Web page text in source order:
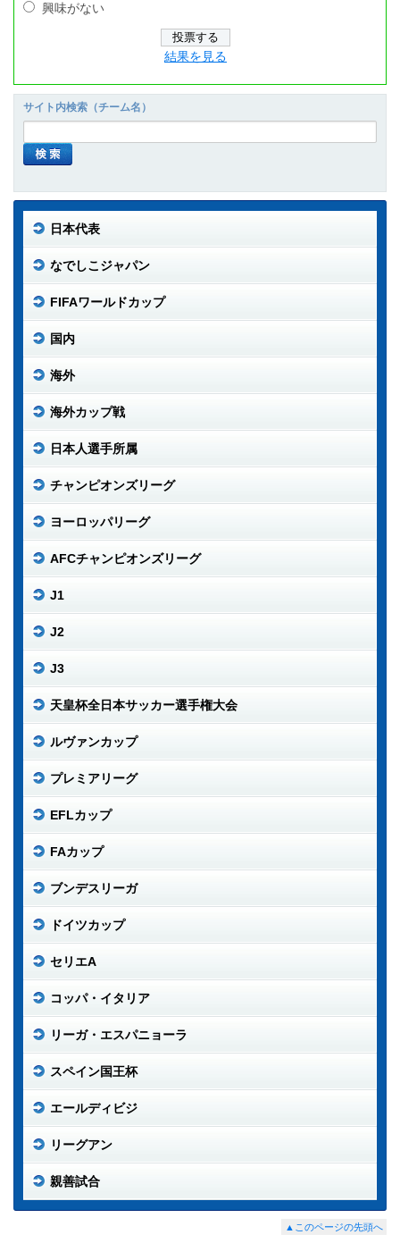
興味がない
結果を見る
サイト内検索（チーム名）
日本代表
なでしこジャパン
FIFAワールドカップ
国内
海外
海外カップ戦
日本人選手所属
チャンピオンズリーグ
ヨーロッパリーグ
AFCチャンピオンズリーグ
J1
J2
J3
天皇杯全日本サッカー選手権大会
ルヴァンカップ
プレミアリーグ
EFLカップ
FAカップ
ブンデスリーガ
ドイツカップ
セリエA
コッパ・イタリア
リーガ・エスパニョーラ
スペイン国王杯
エールディビジ
リーグアン
親善試合
▲このページの先頭へ